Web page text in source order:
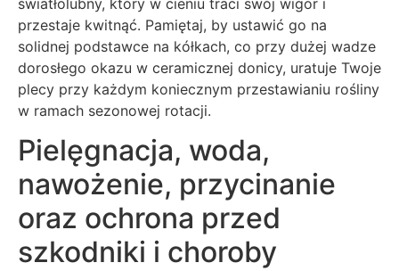
przestaje kwitnąć. Pamiętaj, by ustawić go na
solidnej podstawce na kółkach, co przy dużej wadze
dorosłego okazu w ceramicznej donicy, uratuje Twoje
plecy przy każdym koniecznym przestawianiu rośliny
w ramach sezonowej rotacji.
Pielęgnacja, woda,
nawożenie, przycinanie
oraz ochrona przed
szkodniki i choroby